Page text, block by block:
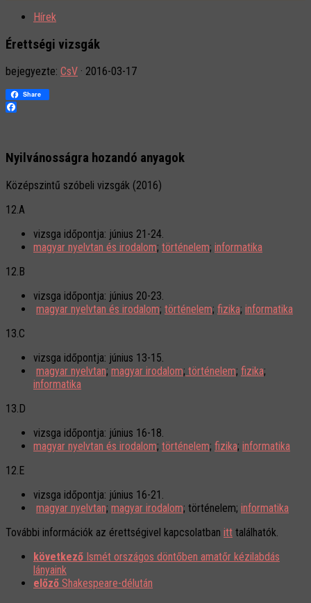
Hírek
Érettségi vizsgák
bejegyezte: CsV · 2016-03-17
Share
Nyilvánosságra hozandó anyagok
Középszintű szóbeli vizsgák (2016)
12.A
vizsga időpontja: június 21-24.
magyar nyelvtan és irodalom; történelem; informatika
12.B
vizsga időpontja: június 20-23.
magyar nyelvtan és irodalom; történelem; fizika; informatika
13.C
vizsga időpontja: június 13-15.
magyar nyelvtan; magyar irodalom; történelem; fizika;
informatika
13.D
vizsga időpontja: június 16-18.
magyar nyelvtan és irodalom; történelem; fizika; informatika
12.E
vizsga időpontja: június 16-21.
magyar nyelvtan; magyar irodalom; történelem; informatika
További információk az érettségivel kapcsolatban itt találhatók.
következő Ismét országos döntőben amatőr kézilabdás
lányaink
előző Shakespeare-délután